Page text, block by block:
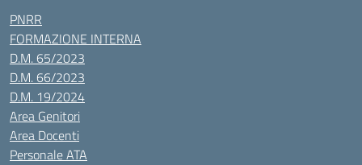
PNRR
FORMAZIONE INTERNA
D.M. 65/2023
D.M. 66/2023
D.M. 19/2024
Area Genitori
Area Docenti
Personale ATA